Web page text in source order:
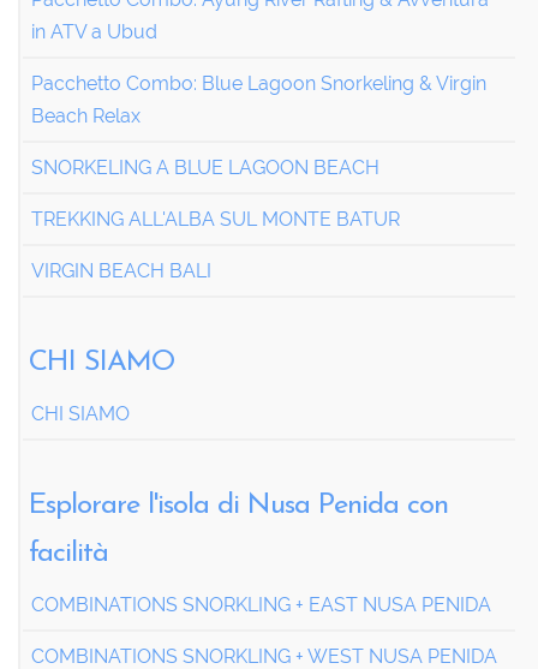
in ATV a Ubud
Pacchetto Combo: Blue Lagoon Snorkeling & Virgin
Beach Relax
SNORKELING A BLUE LAGOON BEACH
TREKKING ALL'ALBA SUL MONTE BATUR
VIRGIN BEACH BALI
CHI SIAMO
CHI SIAMO
Esplorare l'isola di Nusa Penida con
facilità
COMBINATIONS SNORKLING + EAST NUSA PENIDA
COMBINATIONS SNORKLING + WEST NUSA PENIDA